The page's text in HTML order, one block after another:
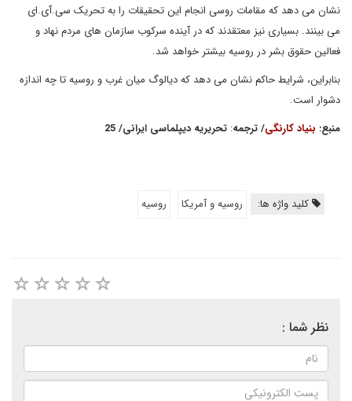
نشان می دهد که مقامات روسی انجام این تحقیقات را به تحریک سی.آی.ای
می بینند. بسیاری نیز معتقدند که در آینده سرکوب سازمان های مردم نهاد و
فعالین حقوق بشر در روسیه بیشتر خواهد شد.
بنابراین، شرایط حاکم نشان می دهد که دیالوگ میان غرب و روسیه تا چه اندازه
دشوار است.
منبع: بنیاد کارنگی/ترجمه: تحریریه دیپلماسی ایرانی/ 25
کلید واژه ها: روسیه و آمریکا روسیه
نظر شما :